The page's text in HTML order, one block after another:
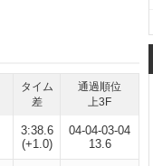
タイム
差
通過順位
上3F
3:38.6
(+1.0)
04-04-03-04
13.6